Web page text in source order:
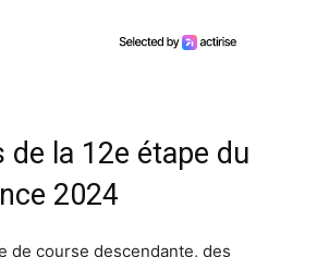
de la 12e étape du
2024
de course descendante, des